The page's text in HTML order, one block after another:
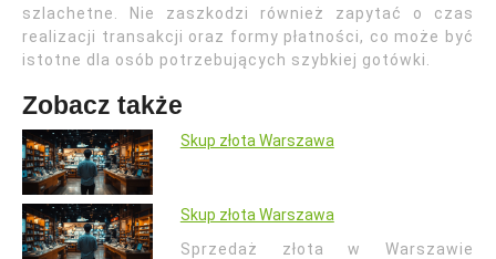
szlachetne. Nie zaszkodzi również zapytać o czas
realizacji transakcji oraz formy płatności, co może być
istotne dla osób potrzebujących szybkiej gotówki.
Zobacz także
Skup złota Warszawa
Skup złota Warszawa
Sprzedaż złota w Warszawie